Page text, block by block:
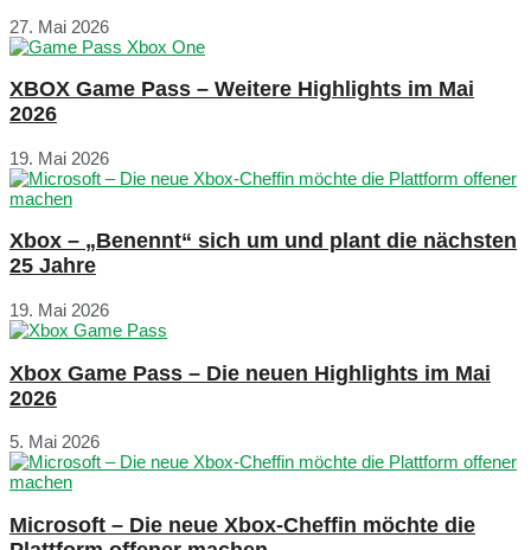
27. Mai 2026
XBOX Game Pass – Weitere Highlights im Mai
2026
19. Mai 2026
Xbox – „Benennt“ sich um und plant die nächsten
25 Jahre
19. Mai 2026
Xbox Game Pass – Die neuen Highlights im Mai
2026
5. Mai 2026
Microsoft – Die neue Xbox-Cheffin möchte die